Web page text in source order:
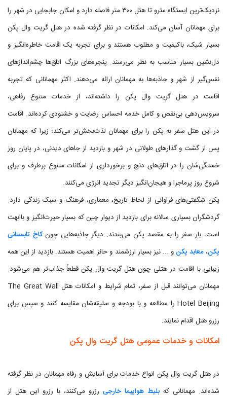
نزدیک‌ترین ایستگاه مترو تا هتل ۳۰۰ متر فاصله دارد و امکان جابجایی در شهر را
برای مهمانان آسان می‌کند. امکانات در نظر گرفته شده در هتل گریت وال پکن
بسیار شیک، باکیفیت و مطلوب هستند و برای تجربه یک اقامت خاطره‌انگیز و
دل‌نشین بسیار مناسب به نظر می‌رسند. پنجره‌های بزرگ اتاق‌ها چشم‌اندازهای
نفس‌گیر از شهر و جاذبه‌ها به مهمانان ارائه می‌دهند. اکثر مهمانانی که تجربه
اقامت در هتل گریت وال پکن را داشته‌اند، از خدمات متنوع رفاهی،
سرویس‌دهی بی‌نقص و کامل خدمه احساس رضایت و خشنودی کرده‌اند. اقامت
در این هتل سفر به پکن را برای مهمانان لذت‌بخش‌تر می‌کند؛ زیرا که مهمانان
پس از گشت و گذارهای طولانی در شهر و بازدید از جاهای دیدنی، در پایان روز
خستگی‌شان را در اتاق‌های دنج و برخورداری از امکانات متنوع برطرف و برای
شروع روز پرماجرا و هیجان‌انگیز دیگر تجدید انرژی می‌کنند.
پکن شگفتی‌های فراوانی از لحاظ تاریخ، معماری، فرهنگ و سبک زندگی دارد.
گردشگران بسیاری سالانه برای بازدید از دیوار چین که بسیار حیرت‌انگیز و باابهت
است، بار سفر را به مقصد پکن می‌بندند. دیگر جاذبه‌هایی چونکاخ تابستانی
پکن،معابد پکن و ... نیز بسیار ارزشمند و حائز اهمیت هستند. بازدید از این همه
زیبایی با اقامت در هتلی چون هتل گریت وال پکن قطعاً جذاب‌تر هم می‌شود.
مهمانان می‌توانند قبل از سفر، تمام شرایط و امکانات هتل The Great Wall
Hotel Beijing را مطالعه و با بودجه و سلیقه‌شان مقایسه کنند و سپس برای
رزرو هتل اقدام نمایند.
امکانات و خدمات عمومی هتل گریت وال پکن
در هتل گریت وال پکن انواع خدمات برای آسایش و رفاه مهمانان در نظر گرفته
شده‌اند. مهمانانی که بلیط هواپیما خارجی رزرو می‌کنند، با رزرو این هتل از